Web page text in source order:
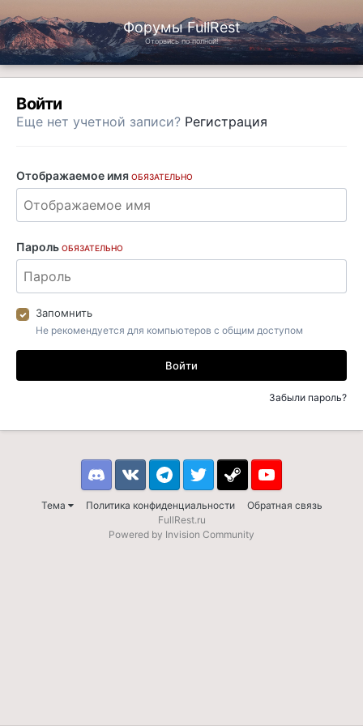
Форумы FullRest
Оторвись по полной!
Войти
Еще нет учетной записи? Регистрация
Отображаемое имя ОБЯЗАТЕЛЬНО
Пароль ОБЯЗАТЕЛЬНО
Запомнить
Не рекомендуется для компьютеров с общим доступом
Войти
Забыли пароль?
Тема Политика конфиденциальности Обратная связь
DiscordVK TelegramTwitter Steam Youtube
FullRest.ru
Powered by Invision Community